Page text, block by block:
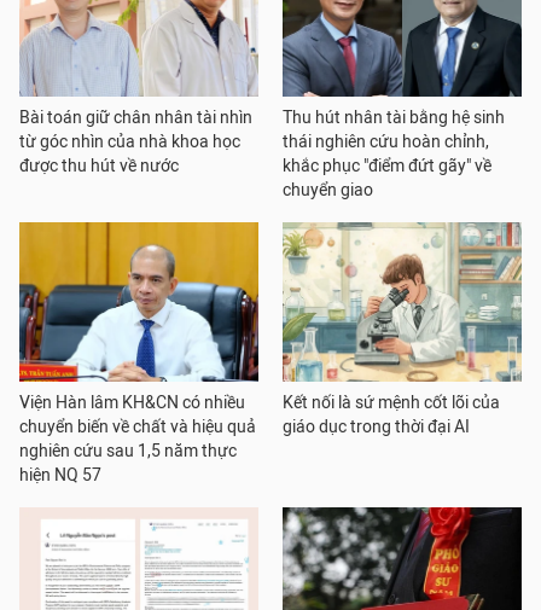
Bài toán giữ chân nhân tài nhìn
từ góc nhìn của nhà khoa học
được thu hút về nước
Thu hút nhân tài bằng hệ sinh
thái nghiên cứu hoàn chỉnh,
khắc phục "điểm đứt gãy" về
chuyển giao
Viện Hàn lâm KH&CN có nhiều
chuyển biến về chất và hiệu quả
nghiên cứu sau 1,5 năm thực
hiện NQ 57
Kết nối là sứ mệnh cốt lõi của
giáo dục trong thời đại AI